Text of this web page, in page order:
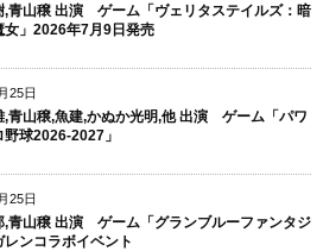
,青山穣 出演 ゲーム「ヴェリタステイルズ：暗
女」2026年7月9日発売
25日
,青山穣,魚建,かぬか光明,他 出演 ゲーム「パワ
野球2026-2027」
25日
,青山穣 出演 ゲーム「グランブルーファンタジ
レンコラボイベント